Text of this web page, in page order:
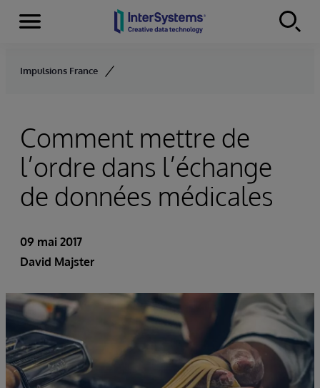
Skip to content
Menu
Impulsions France
Comment mettre de
l’ordre dans l’échange
de données médicales
09 mai 2017
David Majster